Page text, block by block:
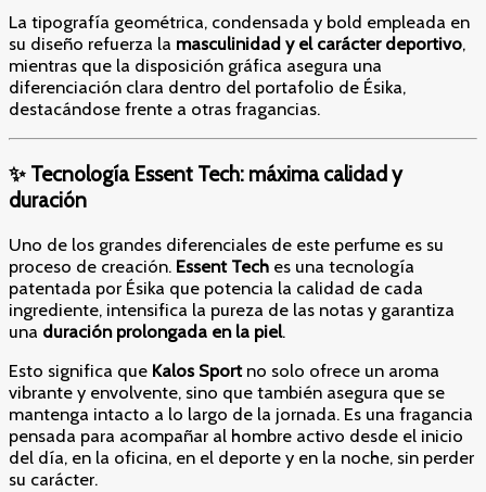
La tipografía geométrica, condensada y bold empleada en
su diseño refuerza la masculinidad y el carácter deportivo,
mientras que la disposición gráfica asegura una
diferenciación clara dentro del portafolio de Ésika,
destacándose frente a otras fragancias.
✨ Tecnología Essent Tech: máxima calidad y
duración
Uno de los grandes diferenciales de este perfume es su
proceso de creación. Essent Tech es una tecnología
patentada por Ésika que potencia la calidad de cada
ingrediente, intensifica la pureza de las notas y garantiza
una duración prolongada en la piel.
Esto significa que Kalos Sportno solo ofrece un aroma
vibrante y envolvente, sino que también asegura que se
mantenga intacto a lo largo de la jornada. Es una fragancia
pensada para acompañar al hombre activo desde el inicio
del día, en la oficina, en el deporte y en la noche, sin perder
su carácter.